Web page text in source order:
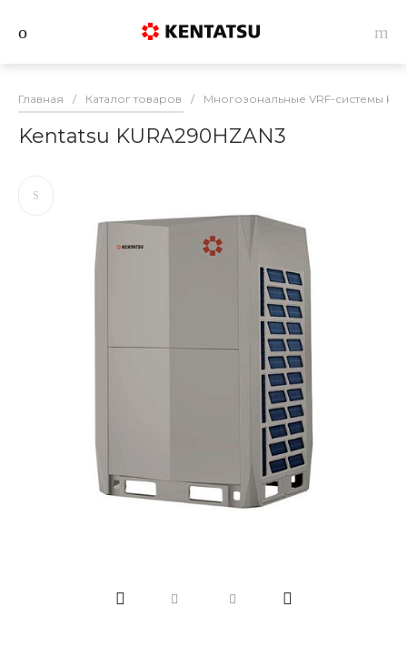
Главная / Каталог товаров / Многозональные VRF-системы
Kentatsu KURA290HZAN3